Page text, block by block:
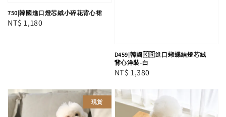
750|韓國進口燈芯絨小碎花背心裙
Regular
NT$ 1,180
D459|韓國🇰🇷進口蝴蝶結燈芯絨
背心洋裝-白
Regular
NT$ 1,380
現貨